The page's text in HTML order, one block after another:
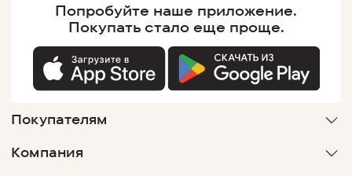
Попробуйте наше приложение.
Покупатьстало еще проще.
Покупателям
Компания